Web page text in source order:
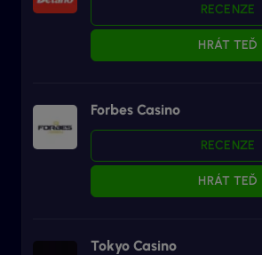
RECENZE
HRÁT TEĎ
Forbes Casino
RECENZE
HRÁT TEĎ
Tokyo Casino